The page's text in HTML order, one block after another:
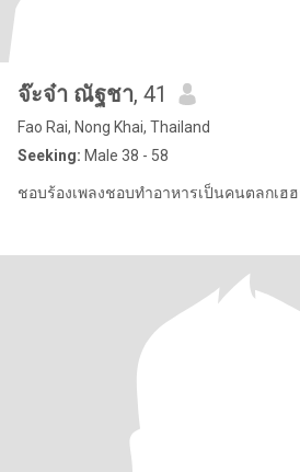
จ๊ะจ๋า ณัฐชา, 41
Fao Rai, Nong Khai, Thailand
Seeking: Male 38 - 58
ชอบร้องเพลงชอบทำอาหารเป็นคนตลกเฮ